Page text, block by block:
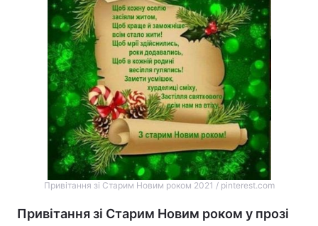
Привітання зі Старим Новим роком 2021 / pinterest.com
Привітання зі Старим Новим роком у прозі